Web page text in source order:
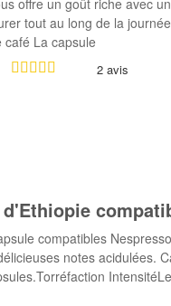
offre un goût riche avec
tout au long de la
La capsule
2 avis
compatibles
notes acidulées.